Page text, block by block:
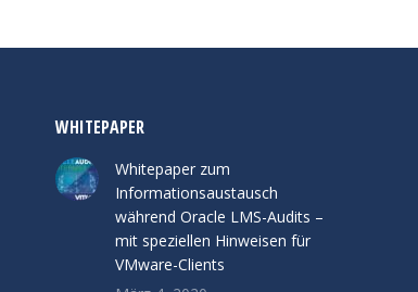
WHITEPAPER
Whitepaper zum
Informationsaustausch
während Oracle LMS-Audits –
mit speziellen Hinweisen für
VMware-Clients